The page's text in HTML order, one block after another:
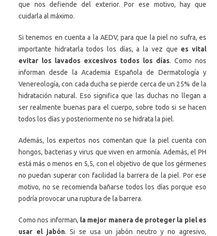
que nos defiende del exterior. Por ese motivo, hay que
cuidarla al máximo.
Si tenemos en cuenta a la AEDV, para que la piel no sufra, es
importante hidratarla todos los días, a la vez que es vital
evitar los lavados excesivos todos los días. Como nos
informan desde la Academia Española de Dermatología y
Venereología, con cada ducha se pierde cerca de un 25% de la
hidratación natural. Eso significa que las duchas no llegan a
ser realmente buenas para el cuerpo, sobre todo si se hacen
todos los días y posteriormente no se hidrata la piel.
Además, los expertos nos comentan que la piel cuenta con
hongos, bacterias y virus que viven en armonía. Además, el PH
está más o menos en 5,5, con el objetivo de que los gérmenes
no puedan superar con facilidad la barrera de la piel. Por ese
motivo, no se recomienda bañarse todos los días porque eso
podría provocar una ruptura de la barrera.
Como nos informan, la mejor manera de proteger la piel es
usar el jabón. Si se usa un jabón neutro y no agresivo,